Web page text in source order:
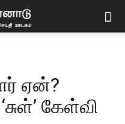
ஏன்?
கேள்வி